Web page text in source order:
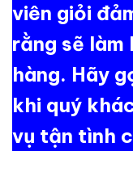
viên giỏi
rằng sẽ làm
hàng. Hãy
khi quý
vụ tận tình